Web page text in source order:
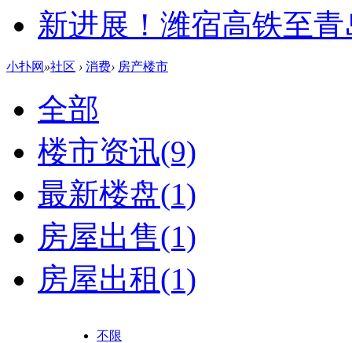
新进展！潍宿高铁至
小扑网 »社区 › 消费› 房产楼市
全部
楼市资讯(9)
最新楼盘(1)
房屋出售(1)
房屋出租(1)
不限